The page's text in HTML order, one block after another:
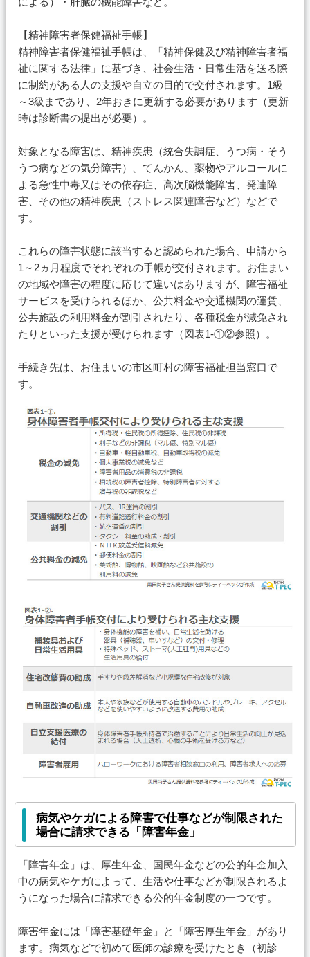
【精神障害者保健福祉手帳】
精神障害者保健福祉手帳は、「精神保健及び精神障害者福
祉に関する法律」に基づき、社会生活・日常生活を送る際
に制約がある人の支援や自立の目的で交付されます。1級
～3級まであり、2年おきに更新する必要があります（更新
時は診断書の提出が必要）。
対象となる障害は、精神疾患（統合失調症、うつ病・そう
うつ病などの気分障害）、てんかん、薬物やアルコールに
よる急性中毒又はその依存症、高次脳機能障害、発達障
害、その他の精神疾患（ストレス関連障害など）などで
す。
これらの障害状態に該当すると認められた場合、申請から
1～2ヵ月程度でそれぞれの手帳が交付されます。お住まい
の地域や障害の程度に応じて違いはありますが、障害福祉
サービスを受けられるほか、公共料金や交通機関の運賃、
公共施設の利用料金が割引されたり、各種税金が減免され
たりといった支援が受けられます（図表1-①②参照）。
手続き先は、お住まいの市区町村の障害福祉担当窓口で
す。
病気やケガによる障害で仕事などが制限された
場合に請求できる「障害年金」
「障害年金」は、厚生年金、国民年金などの公的年金加入
中の病気やケガによって、生活や仕事などが制限されるよ
うになった場合に請求できる公的年金制度の一つです。
障害年金には「障害基礎年金」と「障害厚生年金」があり
ます。病気などで初めて医師の診療を受けたとき（初診